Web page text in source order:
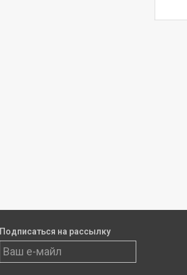
Подписаться на рассылку